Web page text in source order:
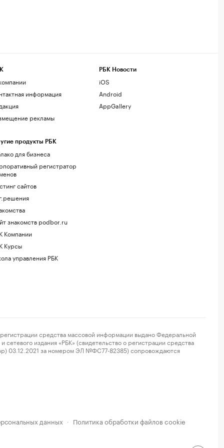
информация
рекламы
продукты РБК
для бизнеса
регистратор
сайтов
знакомств podbor.ru
Компании
Курсы
управления РБК
РБК Новости
iOS
Android
AppGallery
средства массовой информации выдано Федеральной
издания «РБК» (свидетельство о регистрации средства
03.12.2021 за номером ЭЛ №ФС77-82385) сопровождаются
данных · Политика обработки файлов cookie